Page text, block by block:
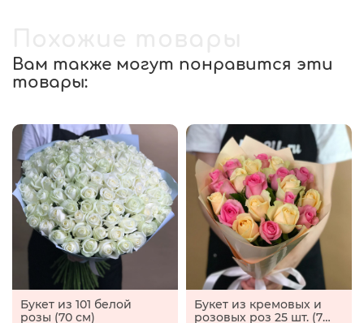
Вам также могут понравится эти
товары:
Букет из 101 белой
розы (70 см)
Букет из кремовых и
розовых роз 25 шт. (70